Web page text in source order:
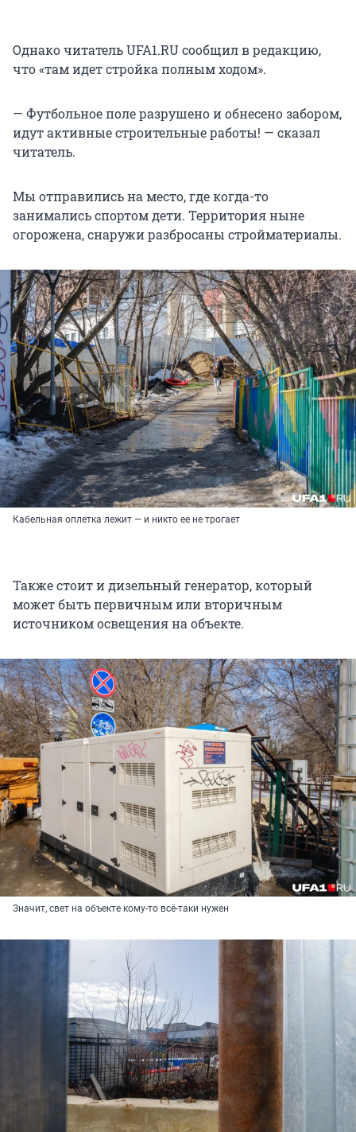
Однако читатель UFA1.RU сообщил в редакцию,
что «там идет стройка полным ходом».
— Футбольное поле разрушено и обнесено забором,
идут активные строительные работы! — сказал
читатель.
Мы отправились на место, где когда-то
занимались спортом дети. Территория ныне
огорожена, снаружи разбросаны стройматериалы.
Кабельная оплетка лежит — и никто ее не трогает
Также стоит и дизельный генератор, который
может быть первичным или вторичным
источником освещения на объекте.
Значит, свет на объекте кому-то всё-таки нужен